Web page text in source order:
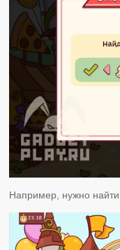
Например, нужно найти